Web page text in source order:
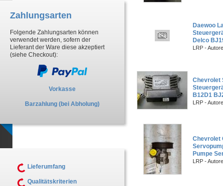
Daewoo
Delco
LRP -
Chevrolet
B12D1
LRP -
Chevrolet
Pumpe
LRP -
Zahlungsarten
Folgende Zahlungsarten können
verwendet werden, sofern der
Lieferant der Ware diese akzeptiert
(siehe Checkout):
Vorkasse
Barzahlung (bei Abholung)
Lieferumfang
Qualitätskriterien